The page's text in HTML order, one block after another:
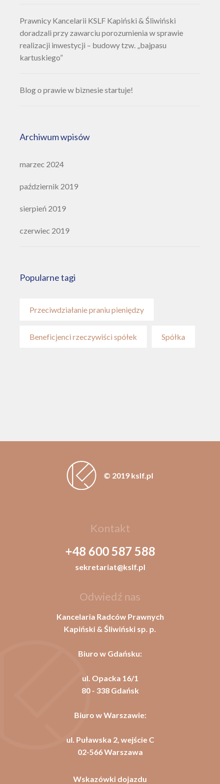
Prawnicy Kancelarii KSLF Kapiński & Śliwiński
doradzali przy zawarciu porozumienia w sprawie
realizacji inwestycji – budowy tzw. „bajpasu
kartuskiego”
Blog o prawie w biznesie startuje!
Archiwum wpisów
marzec 2024
październik 2019
sierpień 2019
czerwiec 2019
Popularne tagi
Przeciwdziałanie praniu pieniędzy
Beneficjenci rzeczywiści spółek Spółka
© 2019 kslf.pl
Kontakt
+48 600 587 588
sekretariat@kslf.pl
Odwiedź nas
Kancelaria Radców Prawnych
Kapiński & Śliwiński sp. p.
Biuro w Gdańsku:
ul. Opacka 16/1
80 - 338 Gdańsk
Biuro w Warszawie:
ul. Puławska 2, wejście C
02-566 Warszawa
Wskazówki dojazdu